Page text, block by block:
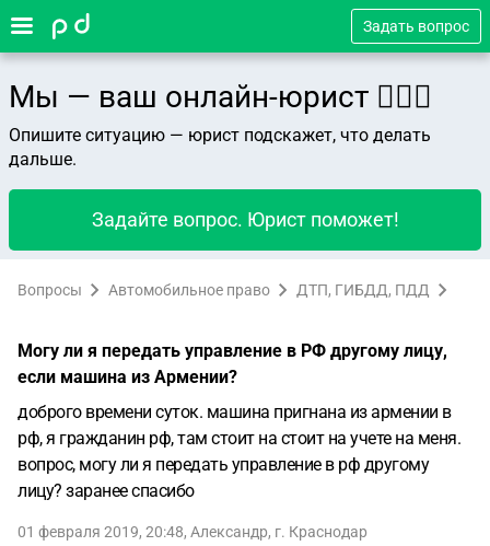
Задать вопрос
Мы — ваш онлайн-юрист 👨🏻‍⚖️
Опишите ситуацию — юрист подскажет, что делать
дальше.
Задайте вопрос. Юрист поможет!
Вопросы Автомобильное право ДТП, ГИБДД, ПДД
Могу ли я передать управление в РФ другому лицу,
если машина из Армении?
доброго времени суток. машина пригнана из армении в
рф, я гражданин рф, там стоит на стоит на учете на меня.
вопрос, могу ли я передать управление в рф другому
лицу? заранее спасибо
01 февраля 2019, 20:48, Александр, г. Краснодар